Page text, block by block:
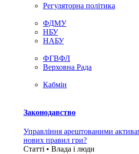
Регуляторна політика
ФДМУ
НБУ
НАБУ
ФГВФЛ
Верховна Рада
Кабмін
Законодавство
Управління арештованими
нових правил гри?
Статті • Влада i люди